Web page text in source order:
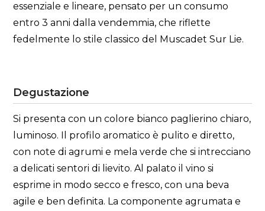
essenziale e lineare, pensato per un consumo
entro 3 anni dalla vendemmia, che riflette
fedelmente lo stile classico del Muscadet Sur Lie.
Degustazione
Si presenta con un colore bianco paglierino chiaro,
luminoso. Il profilo aromatico è pulito e diretto,
con note di agrumi e mela verde che si intrecciano
a delicati sentori di lievito. Al palato il vino si
esprime in modo secco e fresco, con una beva
agile e ben definita. La componente agrumata e